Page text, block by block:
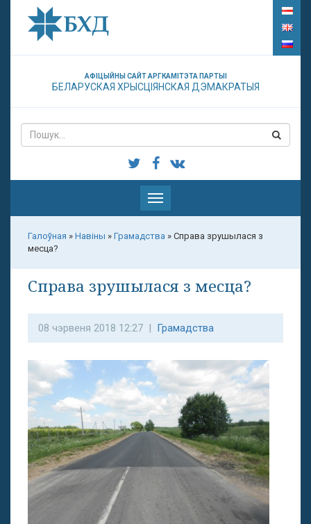
АФІЦЫЙНЫ САЙТ АРГКАМІТЭТА ПАРТЫІ
БЕЛАРУСКАЯ ХРЫСЦІЯНСКАЯ ДЭМАКРАТЫЯ
Паказаць
меню
Галоўная » Навіны » Грамадства » Справа зрушылася з
месца?
Справа зрушылася з месца?
08 чэрвеня 2018 12:27 | Грамадства